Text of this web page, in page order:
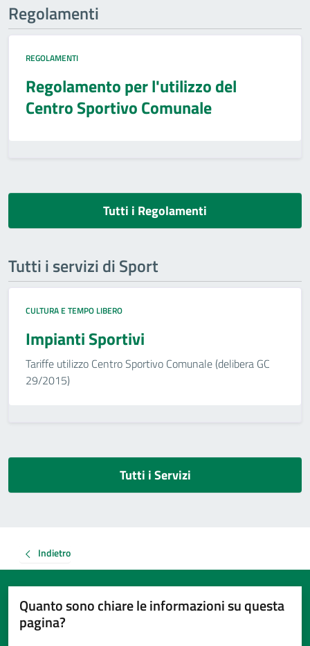
Regolamenti
REGOLAMENTI
Regolamento per l'utilizzo del
Centro Sportivo Comunale
Tutti i Regolamenti
Tutti i servizi di Sport
CULTURA E TEMPO LIBERO
Impianti Sportivi
Tariffe utilizzo Centro Sportivo Comunale (delibera GC
29/2015)
Tutti i Servizi
Indietro
Quanto sono chiare le informazioni su questa
pagina?